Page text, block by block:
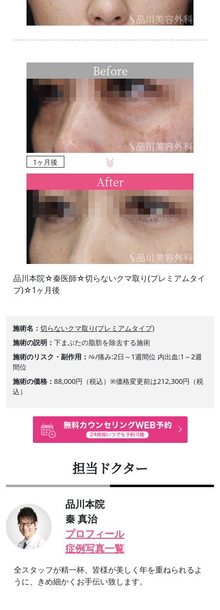
Before
1ヶ月後
After
品川本院☆秦医師☆切らないクマ取り(プレミアムタイ
プ)☆1ヶ月後
施術名
切らないクマ取り(プレミアムタイプ)
施術の説明
下まぶたの脂肪を除去する施術
施術のリスク・副作用
ﾊﾚ/痛み:2日～1週間位 内出血:1～2週
間位
施術の価格
88,000円（税込）※価格変更前は212,300円（税
込）
担当ドクター
品川本院
秦 真治
プロフィール
症例写真一覧
全スタッフが精一杯、皆様が美しく年を重ねられるよ
うに、きめ細かくお手伝い致します。